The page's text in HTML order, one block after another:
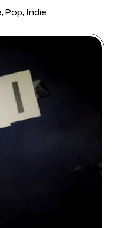
Pop, Indie